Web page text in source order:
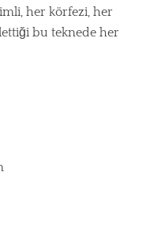
her körfezi, her
bu teknede her